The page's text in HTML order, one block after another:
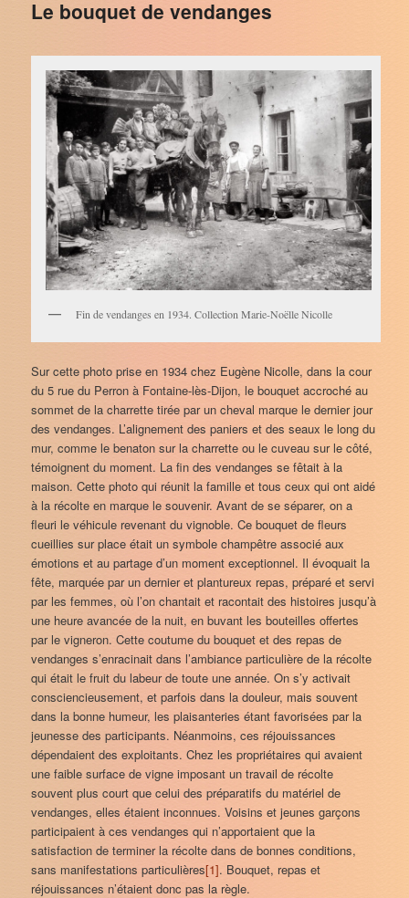
Le bouquet de vendanges
Fin de vendanges en 1934. Collection Marie-Noëlle Nicolle
Sur cette photo prise en 1934 chez Eugène Nicolle, dans la cour
du 5 rue du Perron à Fontaine-lès-Dijon, le bouquet accroché au
sommet de la charrette tirée par un cheval marque le dernier jour
des vendanges. L’alignement des paniers et des seaux le long du
mur, comme le benaton sur la charrette ou le cuveau sur le côté,
témoignent du moment. La fin des vendanges se fêtait à la
maison. Cette photo qui réunit la famille et tous ceux qui ont aidé
à la récolte en marque le souvenir. Avant de se séparer, on a
fleuri le véhicule revenant du vignoble. Ce bouquet de fleurs
cueillies sur place était un symbole champêtre associé aux
émotions et au partage d’un moment exceptionnel. Il évoquait la
fête, marquée par un dernier et plantureux repas, préparé et servi
par les femmes, où l’on chantait et racontait des histoires jusqu’à
une heure avancée de la nuit, en buvant les bouteilles offertes
par le vigneron. Cette coutume du bouquet et des repas de
vendanges s’enracinait dans l’ambiance particulière de la récolte
qui était le fruit du labeur de toute une année. On s’y activait
consciencieusement, et parfois dans la douleur, mais souvent
dans la bonne humeur, les plaisanteries étant favorisées par la
jeunesse des participants. Néanmoins, ces réjouissances
dépendaient des exploitants. Chez les propriétaires qui avaient
une faible surface de vigne imposant un travail de récolte
souvent plus court que celui des préparatifs du matériel de
vendanges, elles étaient inconnues. Voisins et jeunes garçons
participaient à ces vendanges qui n’apportaient que la
satisfaction de terminer la récolte dans de bonnes conditions,
sans manifestations particulières[1]. Bouquet, repas et
réjouissances n’étaient donc pas la règle.